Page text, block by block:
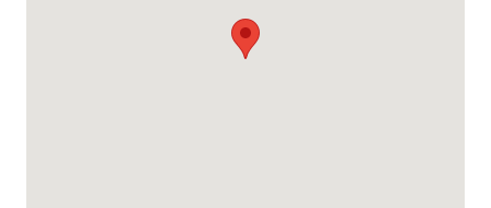
papel de Rocaforte como punto defensivo de
Navarra hizo que la villa mantuviese